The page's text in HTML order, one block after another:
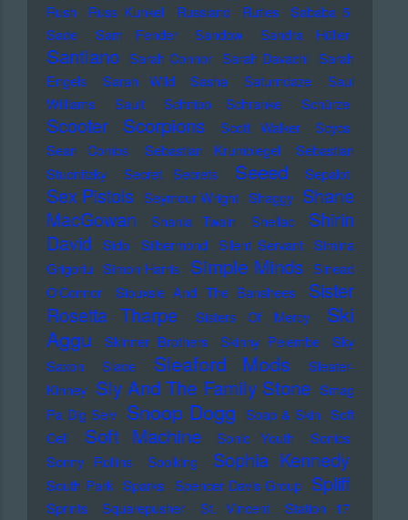
Rush
Russ Kunkel Russland Rutles
Sababa 5
Sade
Sam Fender Sandow Sandra Hüller
Santiano Sarah Connor Sarah Davachi Sarah
Engels
Sarah Wild Sasha Saturndaze
Saul
Williams
Sault Schnipo Schranke Schürze
Scooter Scorpions Scott Walker
Scycs
Sean Combs
Sebastian Krumbiegel
Sebastian
Studnitzky
Secret Secrets Seeed Sepalot
Sex Pistols Seymour Wright Shaggy Shane
MacGowan
Shania Twain Shellac
Shirin
David
Sido Silbermond Silent Servant Simina
Grigoriu Simon Harris Simple Minds Sinead
O'Connor
Siouxsie And The Banshees
Sister
Rosetta Tharpe
Sisters Of Mercy
Ski
Aggu
Skinner Brothers Skinny Pelembe
Sky
Saxon
Slade Sleaford Mods
Sleater-
Kinney Sly And The Family Stone Smag
Pa Dig Selv Snoop Dogg Soap & Skin Soft
Cell
Soft Machine Sonic Youth
Sonics
Sonny Rollins
Soolking Sophia Kennedy
South Park Sparks Spencer Davis Group Spliff
Sprints Squarepusher St. Vincent
Station 17